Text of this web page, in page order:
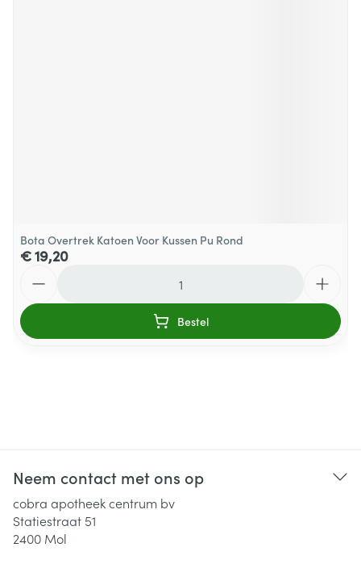
Bota Overtrek Katoen Voor Kussen Pu Rond
€ 19,20
Bestel
Neem contact met ons op
cobra apotheek centrum bv
Statiestraat 51
2400 Mol